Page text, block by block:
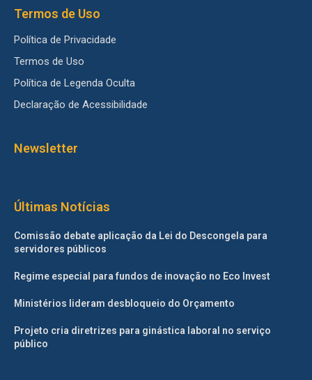
Termos de Uso
Política de Privacidade
Termos de Uso
Política de Legenda Oculta
Declaração de Acessibilidade
Newsletter
Últimas Notícias
Comissão debate aplicação da Lei do Descongela para
servidores públicos
Regime especial para fundos de inovação no Eco Invest
Ministérios lideram desbloqueio do Orçamento
Projeto cria diretrizes para ginástica laboral no serviço
público